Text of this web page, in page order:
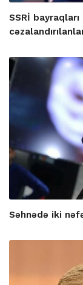
SSRİ
Səhnədə iki